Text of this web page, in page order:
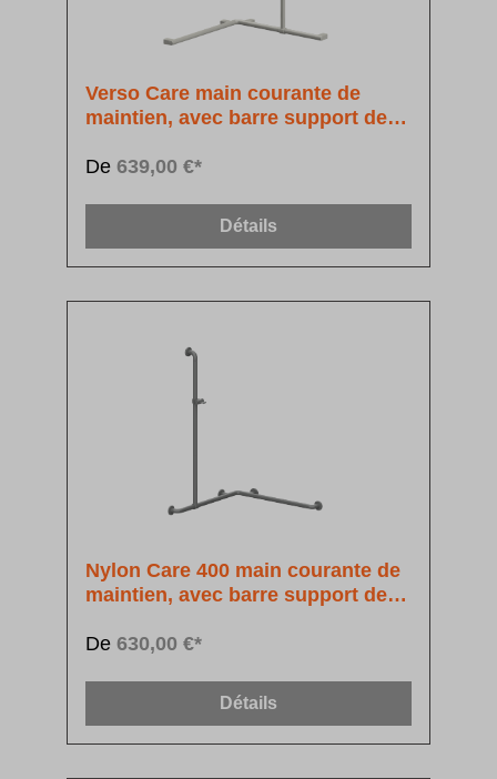
Verso Care main courante de
maintien, avec barre support de
longueur variable
De 639,00 €*
Détails
Nylon Care 400 main courante de
maintien, avec barre support de
De 630,00 €*
Détails